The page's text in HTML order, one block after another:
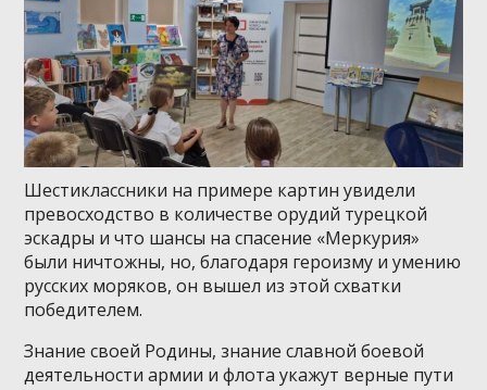
Шестиклассники на примере картин увидели
превосходство в количестве орудий турецкой
эскадры и что шансы на спасение «Меркурия»
были ничтожны, но, благодаря героизму и умению
русских моряков, он вышел из этой схватки
победителем.
Знание своей Родины, знание славной боевой
деятельности армии и флота укажут верные пути